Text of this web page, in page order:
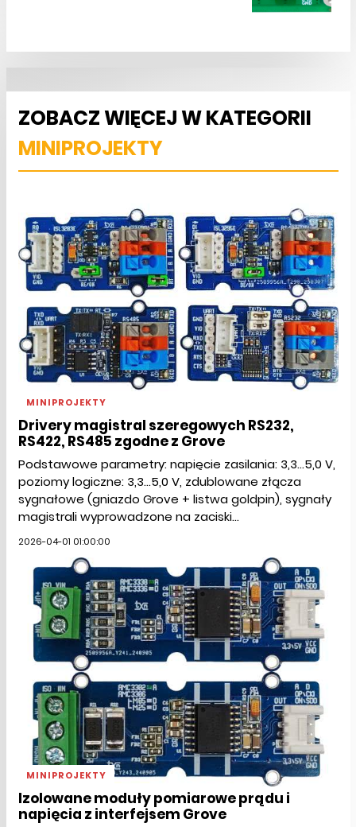
ZOBACZ WIĘCEJ W KATEGORII
MINIPROJEKTY
MINIPROJEKTY
Drivery magistral szeregowych RS232,
RS422, RS485 zgodne z Grove
Podstawowe parametry: napięcie zasilania: 3,3...5,0 V,
poziomy logiczne: 3,3...5,0 V, zdublowane złącza
sygnałowe (gniazdo Grove + listwa goldpin), sygnały
magistrali wyprowadzone na zaciski...
2026-04-01 01:00:00
MINIPROJEKTY
Izolowane moduły pomiarowe prądu i
napięcia z interfejsem Grove